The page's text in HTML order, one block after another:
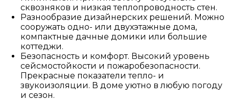
сквозняков и низкая теплопроводность стен.
Разнообразие дизайнерских решений. Можно
сооружать одно- или двухэтажные дома,
компактные дачные домики или большие
коттеджи.
Безопасность и комфорт. Высокий уровень
сейсмостойкости и пожаробезопасности.
Прекрасные показатели тепло- и
звукоизоляции. В доме уютно в любую погоду
и сезон.